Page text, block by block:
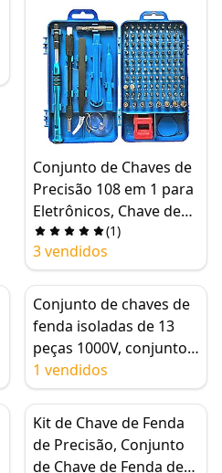
Conjunto de Chaves de
Precisão 108 em 1 para
Eletrônicos, Chave de
Fenda Multifuncional
para Desmontagem
(1)
3 vendidos
Conjunto de chaves de
fenda isoladas de 13
peças 1000V, conjunto
de bits de chave de
fenda Phillips, chave de
fenda Torx magnética,
conjunto profissional
de fenda Pozidriv CR-V
1 vendidos
Kit de Chave de Fenda
de Precisão, Conjunto
de Chave de Fenda de